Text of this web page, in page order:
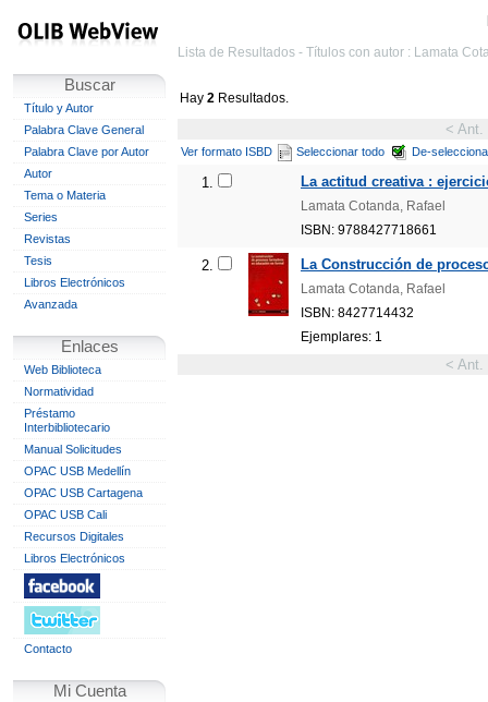
Buscar
Título y Autor
Palabra Clave General
Palabra Clave por Autor
Autor
Tema o Materia
Series
Revistas
Tesis
Libros Electrónicos
Avanzada
Enlaces
Web Biblioteca
Normatividad
Préstamo
Interbibliotecario
Manual Solicitudes
OPAC USB Medellín
OPAC USB Cartagena
OPAC USB Cali
Recursos Digitales
Libros Electrónicos
Contacto
Mi Cuenta
Lista de Resultados - Títulos con autor : Lamata
Hay 2 Resultados.
< Ant.
Ver formato ISBD Seleccionar todo De-
1. La actitud creativa :
Lamata Cotanda, Rafael
ISBN: 9788427718661
2. La Construcción de
Lamata Cotanda, Rafael
ISBN: 8427714432
Ejemplares: 1
< Ant.